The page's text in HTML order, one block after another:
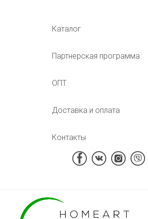
Каталог
Партнерская программа
ОПТ
Доставка и оплата
Контакты